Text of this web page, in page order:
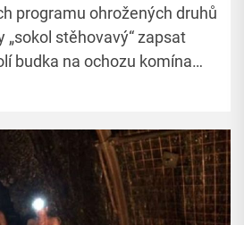
programu ohrožených druhů
„sokol stěhovavý“ zapsat
budka na ochozu komína
dočasným domovem,